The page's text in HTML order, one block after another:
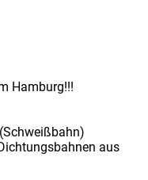
Hamburg!!!
aus